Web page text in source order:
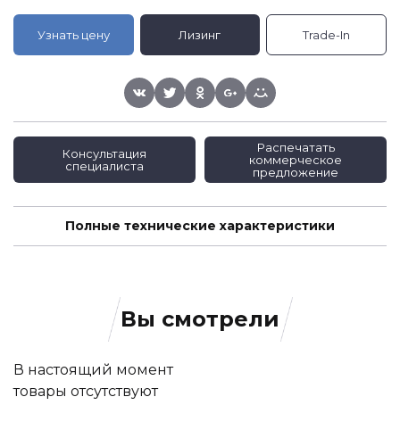
Узнать цену Лизинг Trade-In
Консультация
специалиста
Распечатать
коммерческое
предложение
Полные технические характеристики
Вы смотрели
В настоящий момент
товары отсутствуют